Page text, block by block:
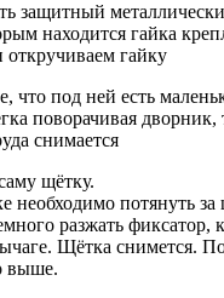
защитный
находится гайка
гайку
что под ней есть
поворачивая дворник,
снимается
щётку.
необходимо потянуть за
разжать фиксатор,
Щётка снимется.
выше.